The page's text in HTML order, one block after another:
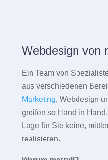
Webdesign von
Ein Team von
aus verschiedenen
Marketing, Webdesign
greifen so Hand in
Lage für Sie keine,
realisieren.